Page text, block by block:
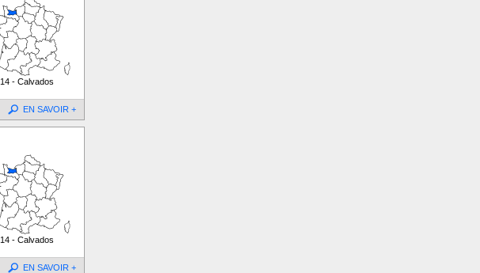
14 - Calvados
EN SAVOIR +
14 - Calvados
EN SAVOIR +